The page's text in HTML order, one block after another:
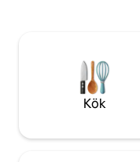
fridfull, solkysst och
erbjuder en tidlös
aldrig kommer att
Kök